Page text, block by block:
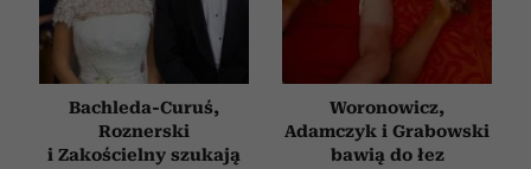
Bachleda-Curuś,
Roznerski
i Zakościelny szukają
Woronowicz,
Adamczyk i Grabowski
bawią do łez